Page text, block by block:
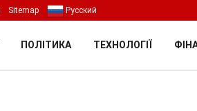
Sitemap Русский
ПОЛІТИКА ТЕХНОЛОГІЇ